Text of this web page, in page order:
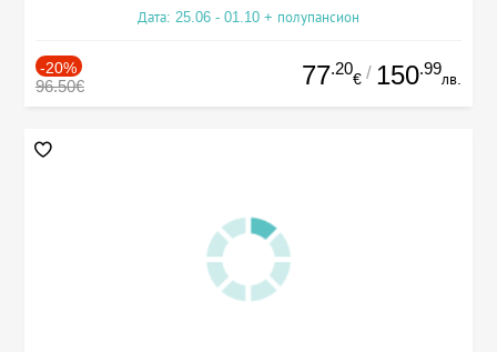
Дата: 25.06 - 01.10 + полупансион
-20%
96.50€ 77.20
€ / 150.99
лв.